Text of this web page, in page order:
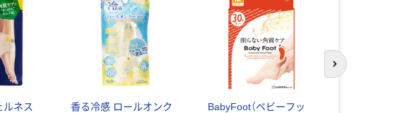
ルネス
香る冷感 ロールオンク
BabyFoot（ベビーフッ
次のスライド